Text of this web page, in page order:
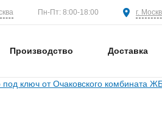
Пн-Пт: 8:00-18:00 г.
Производство Доставка